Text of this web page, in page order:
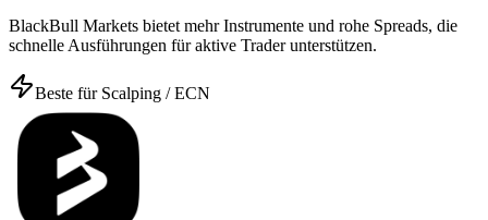
BlackBull Markets bietet mehr Instrumente und rohe Spreads, die
schnelle Ausführungen für aktive Trader unterstützen.
Beste für Scalping / ECN